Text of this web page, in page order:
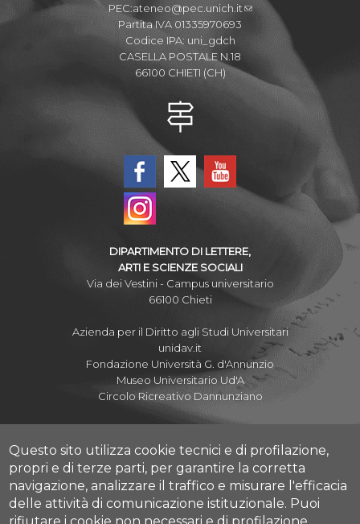
PEC:ateneo@pec.unich.it
Partita IVA 01335970693
Codice IPA: uni_gdch
CASELLA POSTALE N.18
66100 CHIETI (CH)
DIPARTIMENTO DI LETTERE,
ARTI E SCIENZE SOCIALI
Via dei Vestini - Campus universitario
66100 Chieti
Azienda per il Diritto agli Studi Universitari
unidav.it
Fondazione Università G. d'Annunzio
Museo Universitario Ud'A
Circolo Ricreativo Dannunziano
Albo Pretorio Online
Amministrazione Trasparente
Mettiamoci la Faccia
Questo sito utilizza cookie tecnici e di profilazione,
propri e di terze parti, per garantire la corretta
navigazione, analizzare il traffico e misurare l'efficacia
delle attività di comunicazione istituzionale. Puoi